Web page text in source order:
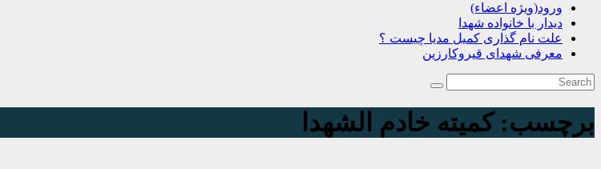
ورود(ویژه اعضاء)
دیدار با خانواده شهدا
علت نام گذاری کمیل مدیا چیست ؟
معرفی شهدای قیروکارزین
برچسب:کمیته خادم الشهدا